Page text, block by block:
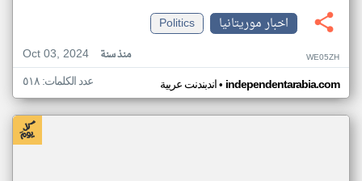
اخبار موريتانيا
Politics
Oct 03, 2024
منذ سنة WE05ZH
اندبندنت عربية• independentarabia.com عدد الكلمات: ٥١٨